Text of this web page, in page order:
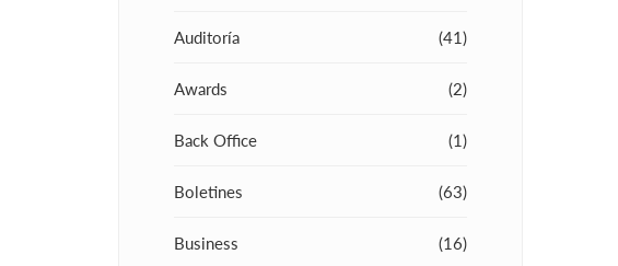
Auditoría (41)
Awards (2)
Back Office (1)
Boletines (63)
Business (16)